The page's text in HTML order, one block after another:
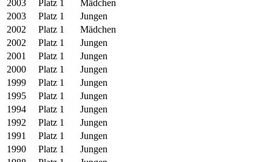
2003
Platz 1
Mädchen
2003
Platz 1
Jungen
2002
Platz 1
Mädchen
2002
Platz 1
Jungen
2001
Platz 1
Jungen
2000
Platz 1
Jungen
1999
Platz 1
Jungen
1995
Platz 1
Jungen
1994
Platz 1
Jungen
1992
Platz 1
Jungen
1991
Platz 1
Jungen
1990
Platz 1
Jungen